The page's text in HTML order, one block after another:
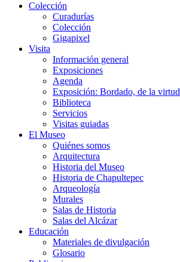
Colección
Curadurías
Colección
Gigapixel
Visita
Información general
Exposiciones
Agenda
Exposición: Bordado, de la virtud
Biblioteca
Servicios
Visitas guiadas
El Museo
Quiénes somos
Arquitectura
Historia del Museo
Historia de Chapultepec
Arqueología
Murales
Salas de Historia
Salas del Alcázar
Educación
Materiales de divulgación
Glosario